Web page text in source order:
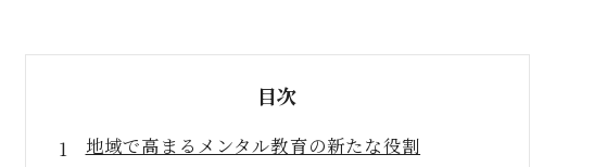
目次
地域で高まるメンタル教育の新たな役割